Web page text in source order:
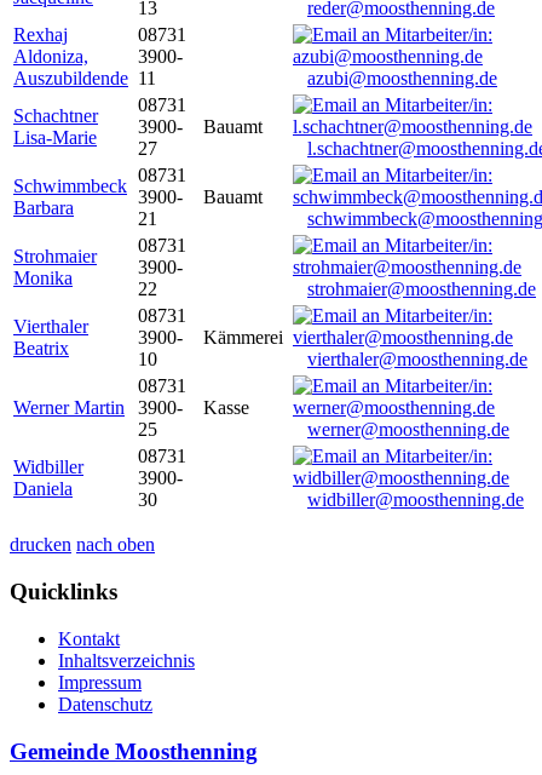
13
reder@moosthenning.de
Rexhaj
Aldoniza,
Auszubildende
08731
3900-
11
azubi@moosthenning.de
Schachtner
Lisa-Marie
08731
3900-
27
Bauamt
Schwimmbeck
Barbara
08731
3900-
21
Bauamt
Strohmaier
Monika
08731
3900-
22
strohmaier@moosthenning.de
Vierthaler
Beatrix
08731
3900-
10
Kämmerei
vierthaler@moosthenning.de
Werner Martin
08731
3900-
25
Kasse
werner@moosthenning.de
Widbiller
Daniela
08731
3900-
30
widbiller@moosthenning.de
drucken nach oben
Quicklinks
Kontakt
Inhaltsverzeichnis
Impressum
Datenschutz
Gemeinde Moosthenning